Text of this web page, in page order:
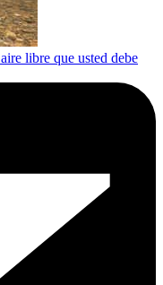
libre que usted debe